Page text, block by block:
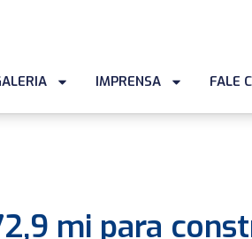
IMPRENSA FALE
mi para